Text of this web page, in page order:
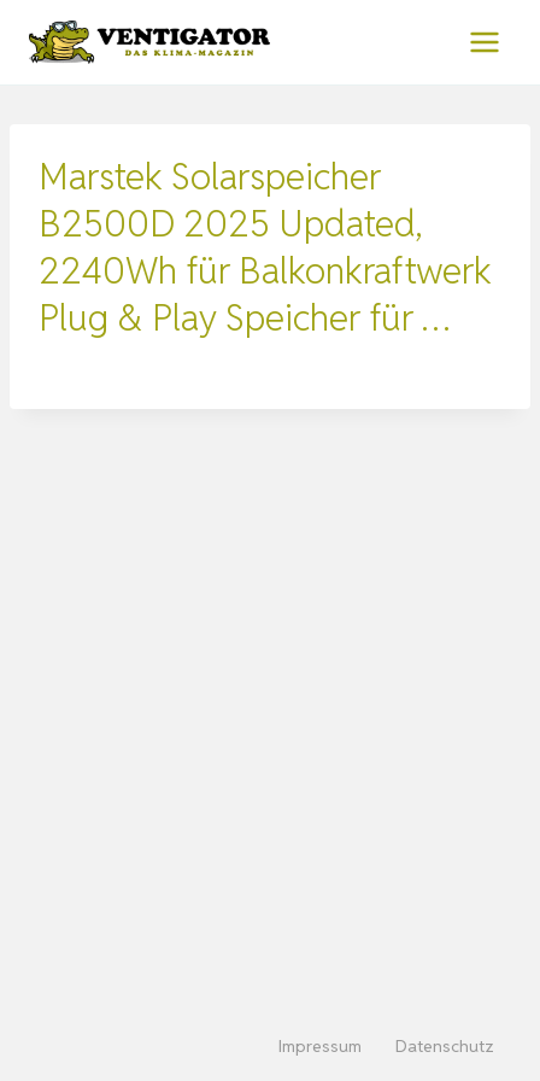
Inhalt
Marstek Solarspeicher
B2500D 2025 Updated,
2240Wh für Balkonkraftwerk
Plug & Play Speicher für …
Impressum Datenschutz